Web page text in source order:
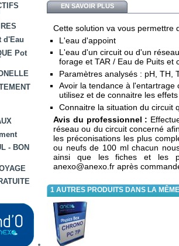
d'Eau
Pot
- BON
EN SAVOIR PLUS
Cette solution va vous permettre
L'eau d'appoint
L'eau d'un circuit ou d'un
forage et TAR / Eau de Puits et
Paramètres analysés : pH, TH,
Avoir la tendance à
utilisez et de connaitre les
Connaitre la situation du circuit
Avis du professionnel :
réseau ou du circuit concerné
les préconisations les plus
ou neufs de 100 ml chacun
ainsi que les fiches et les
anexo@anexo.fr après
1 AUTRES PRODUITS DANS LA